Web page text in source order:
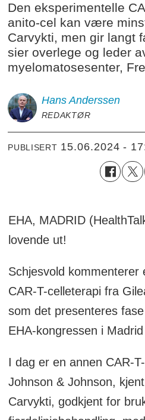
Den eksperimentelle
anito-cel kan være
Carvykti, men gir langt
sier overlege og leder
myelomatosesenter,
Hans Anderssen
REDAKTØR
PUBLISERT 15.06.2024 -
EHA, MADRID
lovende ut!
Schjesvold kommenterer
CAR-T-celleterapi fra
som det presenteres
EHA-kongressen i
I dag er en annen CAR-
Johnson & Johnson,
Carvykti, godkjent for